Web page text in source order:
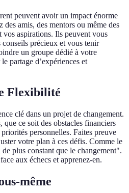
peuvent avoir un impact énorme
amis, des mentors ou même des
vos aspirations. Ils peuvent vous
précieux et vous tenir
un groupe dédié à votre
partage d’expériences et
Flexibilité
clé dans un projet de changement.
ce soit des obstacles financiers
personnelles. Faites preuve
votre plan à ces défis. Comme le
plus constant que le changement".
aux échecs et apprenez-en.
même